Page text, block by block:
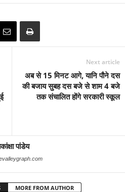
Next article
अब से 15 मिनट आगे, यानि पौने दस
की बजाय सुबह दस बजे से शाम 4 बजे
तक संचालित होंगे सरकारी स्कूल
पांडेय
MORE FROM AUTHOR